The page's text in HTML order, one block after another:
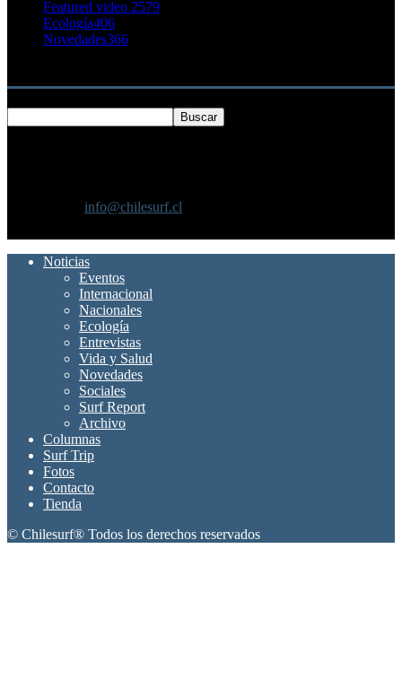
Featured video 2579
Ecología406
Novedades366
info@chilesurf.cl
Noticias
Eventos
Internacional
Nacionales
Ecología
Entrevistas
Vida y Salud
Novedades
Sociales
Surf Report
Archivo
Columnas
Surf Trip
Fotos
Contacto
Tienda
© Chilesurf® Todos los derechos reservados